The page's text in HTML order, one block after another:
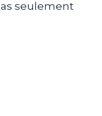
seulement